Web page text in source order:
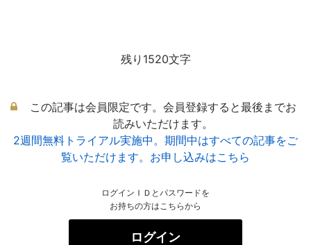
残り1520文字
この記事は会員限定です。会員登録すると最後までお
読みいただけます。
2週間無料トライアル実施中。期間中はすべての記事をご
覧いただけます。お申し込みはこちら
ログインＩＤとパスワードを
お持ちの方はこちらから
ログイン